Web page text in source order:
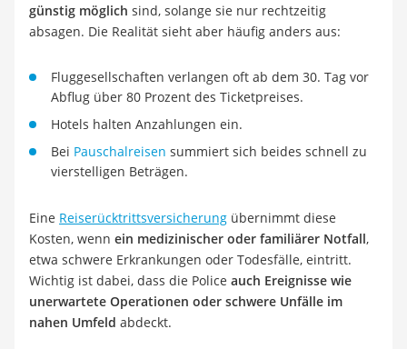
günstig möglich sind, solange sie nur rechtzeitig
absagen. Die Realität sieht aber häufig anders aus:
Fluggesellschaften verlangen oft ab dem 30. Tag vor
Abflug über 80 Prozent des Ticketpreises.
Hotels halten Anzahlungen ein.
Bei Pauschalreisen summiert sich beides schnell zu
vierstelligen Beträgen.
Eine Reiserücktrittsversicherung übernimmt diese
Kosten, wenn ein medizinischer oder familiärer Notfall,
etwa schwere Erkrankungen oder Todesfälle, eintritt.
Wichtig ist dabei, dass die Police auch Ereignisse wie
unerwartete Operationen oder schwere Unfälle im
nahen Umfeld abdeckt.